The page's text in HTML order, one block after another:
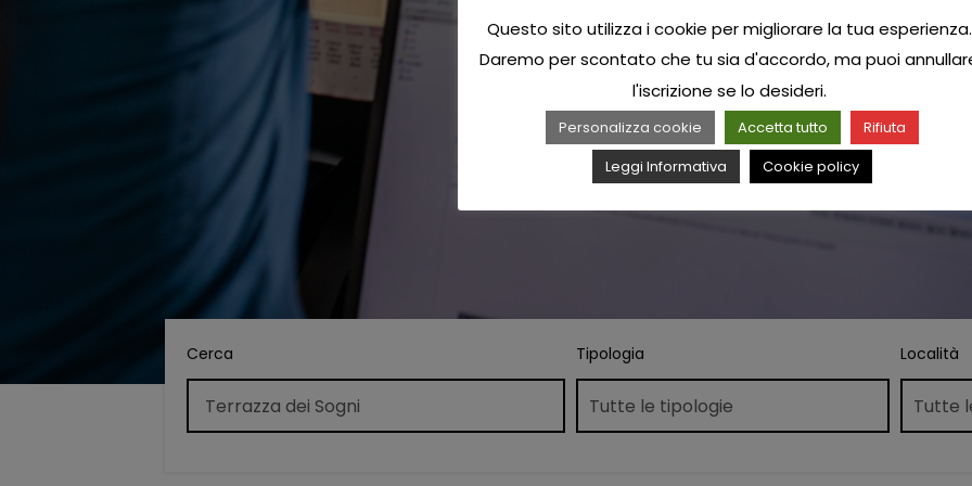
Cerca Tipologia Località
Questo sito utilizza i cookie per migliorare la tua esperienza.
Daremo per scontato che tu sia d'accordo, ma puoi
l'iscrizione se lo desideri.
Personalizza cookie Accetta tutto
Rifiuta
Leggi Informativa
Cookie policy